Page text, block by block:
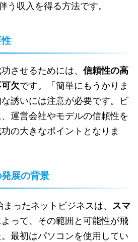
う収入を得る方法です。
させるためには、 信頼性の高
欠です。「簡単にもうかりま
誘いには注意が必要です。ビ
運営会社やモデルの信頼性を
の大きなポイントとなりま
展の背景
ったネットビジネスは、 スマ
よって、その範囲と可能性が飛
最初はパソコンを使用してい